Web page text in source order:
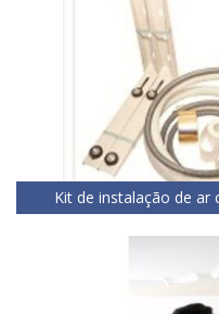
Kit de instalação de ar